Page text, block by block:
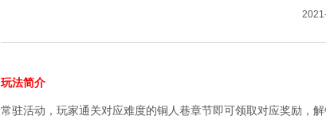
玩法简介
常驻活动，玩家通关对应难度的铜人巷章节即可领取对应奖励，解